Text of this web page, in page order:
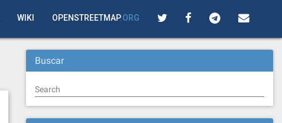
WIKI OPENSTREETMAP.ORG
Buscar
Search